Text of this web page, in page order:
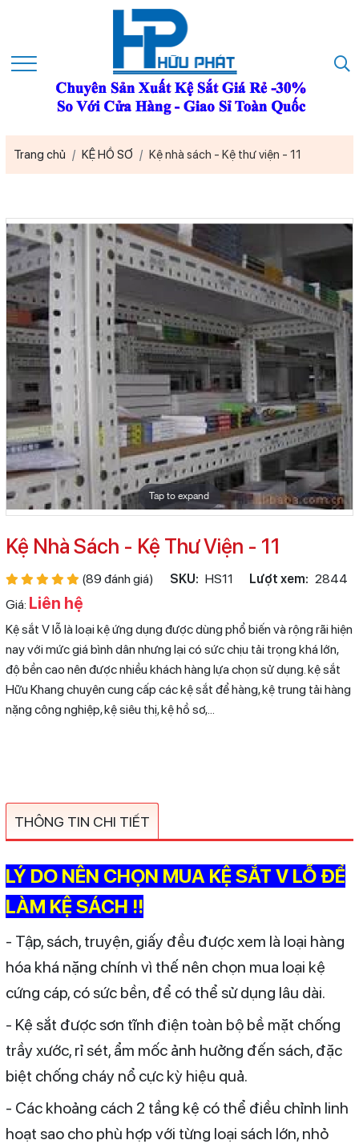
Trang chủ KỆ HỒ SƠ Kệ nhà sách - Kệ thư viện - 11
Tap to expand
Kệ Nhà Sách - Kệ Thư Viện - 11
(89 đánh giá) SKU: HS11 Lượt xem: 2844
Giá: Liên hệ
Kệ sắt V lỗ là loại kệ ứng dụng được dùng phổ biến và rộng rãi hiện
nay với mức giá bình dân nhưng lại có sức chịu tải trọng khá lớn,
độ bền cao nên được nhiều khách hàng lựa chọn sử dụng. kệ sắt
Hữu Khang chuyên cung cấp các kệ sắt để hàng, kệ trung tải hàng
nặng công nghiệp, kệ siêu thị, kệ hồ sơ,...
THÔNG TIN CHI TIẾT
LÝ DO NÊN CHỌN MUA KỆ SẮT V LỖ ĐỂ
LÀM KỆ SÁCH !!
- Tập, sách, truyện, giấy đều được xem là loại hàng
hóa khá nặng chính vì thế nên chọn mua loại kệ
cứng cáp, có sức bền, để có thể sử dụng lâu dài.
- Kệ sắt được sơn tĩnh điện toàn bộ bề mặt chống
trầy xước, rỉ sét, ẩm mốc ảnh hưởng đến sách, đặc
biệt chống cháy nổ cực kỳ hiệu quả.
- Các khoảng cách 2 tầng kệ có thể điều chỉnh linh
hoạt sao cho phù hợp với từng loại sách lớn, nhỏ